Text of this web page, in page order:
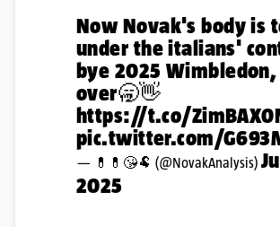
Now Novak's body is
under the italians'
bye 2025
over🥱👋
https://t.co/
pic.twitter.com/
— 💊💊😘🐏 (@NovakAnalysis)
2025